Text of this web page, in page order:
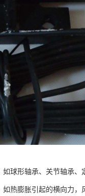
球形轴承、关节轴承、
热膨胀引起的横向力，